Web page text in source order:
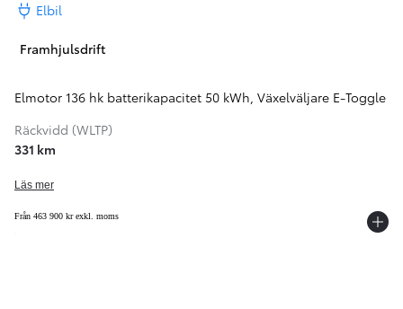
Elbil
Framhjulsdrift
Elmotor 136 hk batterikapacitet 50 kWh, Växelväljare E-Toggle
Räckvidd (WLTP)
331 km
Läs mer
Från 463 900 kr exkl. moms